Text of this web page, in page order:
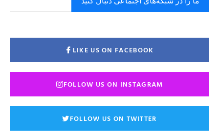
LIKE US ON FACEBOOK
FOLLOW US ON INSTAGRAM
FOLLOW US ON TWITTER